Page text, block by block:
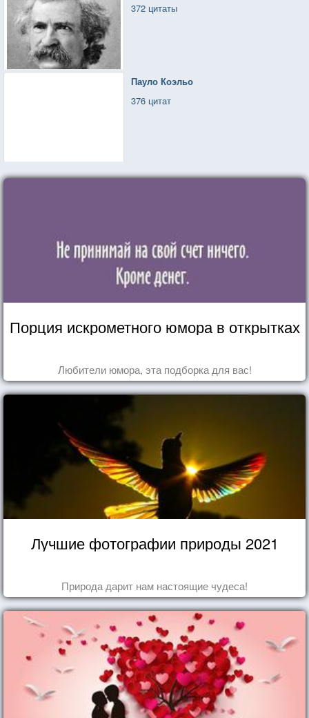
372 цитаты
Пауло Коэльо
376 цитат
Порция искрометного юмора в открытках
Любители юмора, эта подборка для вас!
Лучшие фотографии природы 2021
Природа дарит нам настоящие чудеса!